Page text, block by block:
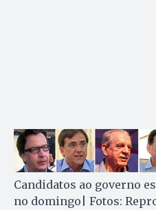
Candidatos ao governo
no domingo| Fotos: